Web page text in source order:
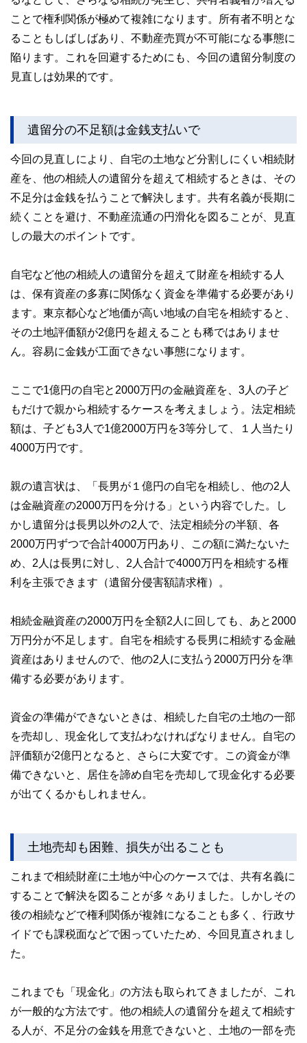
ことで権利関係が極めて複雑になります。所有者不明とな
ることもしばしばあり、不動産売買が不可能になる事態に
陥ります。これを回避するためにも、今回の遺留分制度の
見直しは効果的です。
遺留分の不足額は金銭支払いで
今回の見直しにより、自宅の土地など分割しにくい相続財
産を、他の相続人の遺留分を超えて相続するときは、その
不足分は金銭を払うことで解決します。共有名義が長期に
続くことを避け、不動産流通の円滑化を図ることが、見直
しの最大のポイントです。
自宅など他の相続人の遺留分を超えて財産を相続する人
は、保有資産の多寡に関係なく資金を準備する必要があり
ます。東京都心など地価が高い地域の自宅を相続すると、
その土地評価額が2億円を超えることも稀ではありませ
ん。容易に金銭が工面できない事態になります。
ここで1億円の自宅と2000万円の金融資産を、3人の子ど
もだけで親から相続するケースを考えましょう。法定相続
額は、子ども3人で1億2000万円を3等分して、１人当たり
4000万円です。
親の遺言状は、「長男が１億円の自宅を相続し、他の2人
は金融資産の2000万円を分ける」という内容でした。し
かし遺留分は長男以外の2人で、法定相続分の半額、各
2000万円ずつで合計4000万円あり、この額に満たないた
め、2人は長男に対し、2人合計で4000万円を相続する権
利を主張できます（遺留分侵害額請求権）。
相続金融資産の2000万円を全額2人に回しても、あと2000
万円分が不足します。自宅を相続する長男に相続する金融
資産はありませんので、他の2人に支払う2000万円分を準
備する必要があります。
資金の準備ができないときは、相続した自宅の土地の一部
を売却し、現金化して支払わなければなりません。自宅の
評価額が2億円となると、さらに大変です。この資金が準
備できないと、居住を諦め自宅を売却して現金化する必要
が出てくるかもしれません。
土地売却も困難、損失が出ることも
これまで相続財産に土地が中心のケースでは、共有名義に
することで解決を図ることが多々ありました。しかしその
後の相続などで権利関係が複雑になることも多く、行政サ
イドでも課税面などで困っていたため、今回見直されまし
た。
これまでも「現金化」の方法も取られてきましたが、これ
が一般的な方法です。他の相続人の遺留分を超えて相続す
る人が、不足分の金銭を用意できないと、土地の一部を売